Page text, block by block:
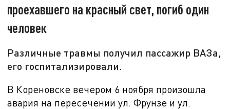
проехавшего на красный свет, погиб один
человек
Различные травмы получил пассажир ВАЗа,
его госпитализировали.
В Кореновске вечером 6 ноября произошла
авария на пересечении ул. Фрунзе и ул.